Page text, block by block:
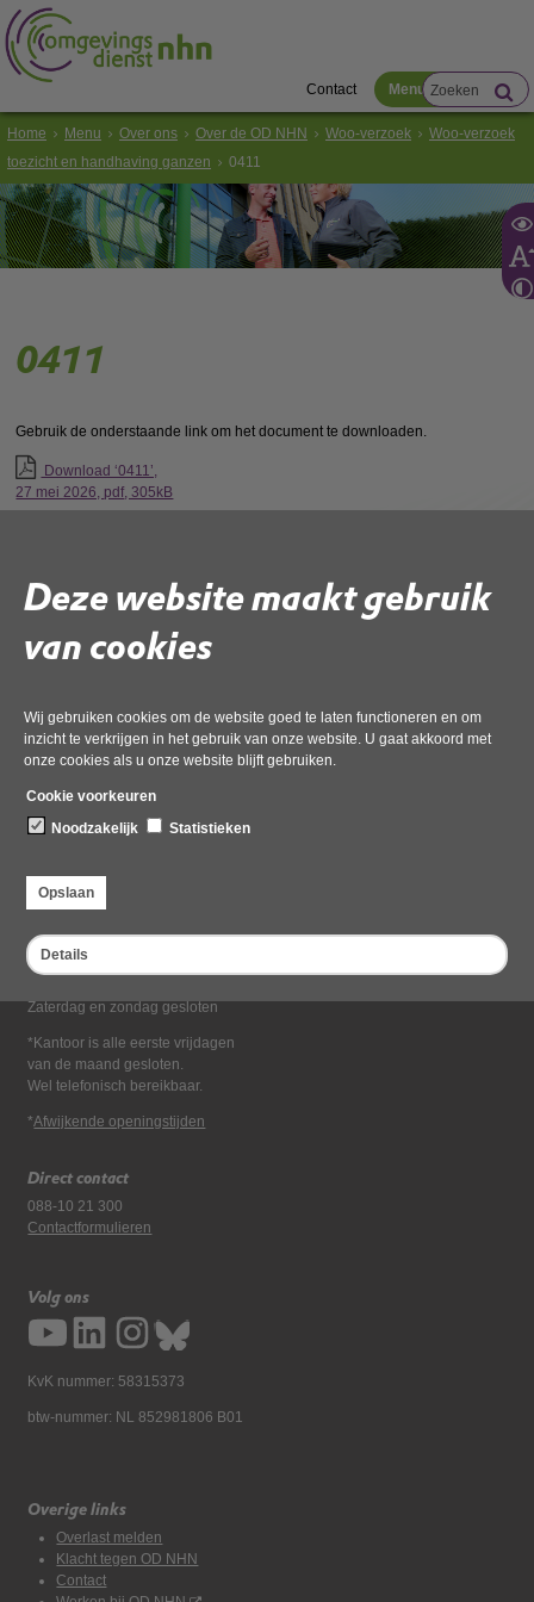
Deze website maakt gebruik
van cookies
Wij gebruiken cookies om de website goed te laten functioneren en om
inzicht te verkrijgen in het gebruik van onze website. U gaat akkoord met
onze cookies als u onze website blijft gebruiken.
Cookie voorkeuren
Noodzakelijk
Statistieken
Opslaan
Details
Contact Menu
Home Menu Over ons Over de OD NHN Woo-verzoek
Woo-verzoek
toezicht en handhaving ganzen
0411
0411
Gebruik de onderstaande link om het document te downloaden.
Download ‘0411’,
27 mei 2026, pdf, 305kB
Bezoekadres
Dampten 2, 1624 NR Hoorn
Postbus 2095, 1620 EB Hoorn
Openingstijden kantoor
Maandag tot en met vrijdag*
van 08:00 tot 16:30
Zaterdag en zondag gesloten
*Kantoor is alle eerste vrijdagen
van de maand gesloten.
Wel telefonisch bereikbaar.
*Afwijkende openingstijden
Direct contact
088-10 21 300
Contactformulieren
Volg ons
KvK nummer: 58315373
btw-nummer: NL 852981806 B01
Overige links
Overlast melden
Klacht tegen OD NHN
Contact